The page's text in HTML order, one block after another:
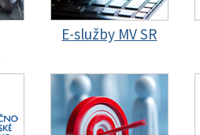
E-služby MV SR